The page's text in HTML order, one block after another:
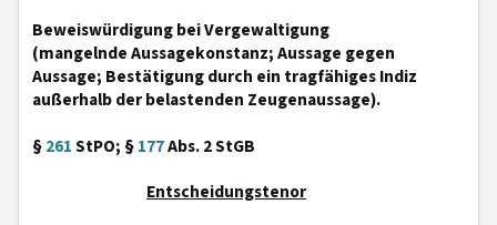
Beweiswürdigung bei Vergewaltigung
(mangelnde Aussagekonstanz; Aussage gegen
Aussage; Bestätigung durch ein tragfähiges Indiz
außerhalb der belastenden Zeugenaussage).
§261StPO; §177Abs. 2 StGB
Entscheidungstenor